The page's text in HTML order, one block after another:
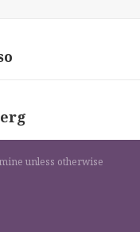
unless otherwise